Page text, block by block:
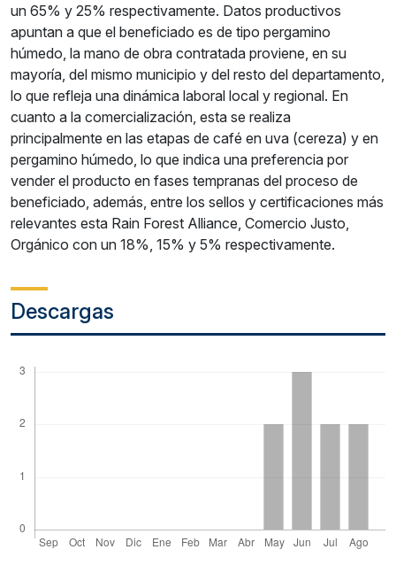
un 65% y 25% respectivamente. Datos productivos
apuntan a que el beneficiado es de tipo pergamino
húmedo, la mano de obra contratada proviene, en su
mayoría, del mismo municipio y del resto del departamento,
lo que refleja una dinámica laboral local y regional. En
cuanto a la comercialización, esta se realiza
principalmente en las etapas de café en uva (cereza) y en
pergamino húmedo, lo que indica una preferencia por
vender el producto en fases tempranas del proceso de
beneficiado, además, entre los sellos y certificaciones más
relevantes esta Rain Forest Alliance, Comercio Justo,
Orgánico con un 18%, 15% y 5% respectivamente.
Descargas